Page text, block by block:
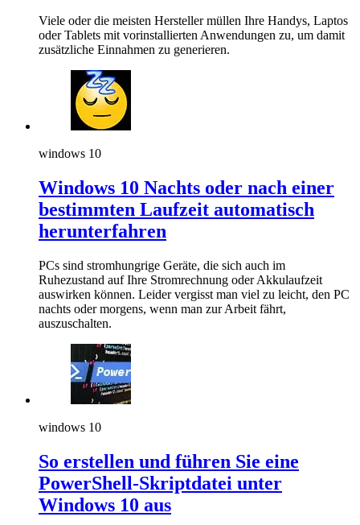
Viele oder die meisten Hersteller müllen Ihre Handys, Laptos
oder Tablets mit vorinstallierten Anwendungen zu, um damit
zusätzliche Einnahmen zu generieren.
windows 10
Windows 10 Nachts oder nach einer
bestimmten Laufzeit automatisch
herunterfahren
PCs sind stromhungrige Geräte, die sich auch im
Ruhezustand auf Ihre Stromrechnung oder Akkulaufzeit
auswirken können. Leider vergisst man viel zu leicht, den PC
nachts oder morgens, wenn man zur Arbeit fährt,
auszuschalten.
windows 10
So erstellen und führen Sie eine
PowerShell-Skriptdatei unter
Windows 10 aus